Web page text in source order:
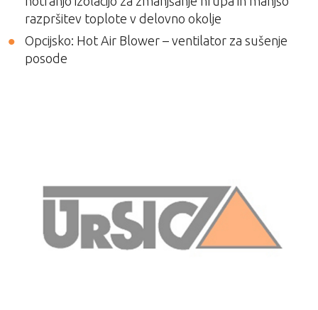
razpršitev toplote v delovno okolje
Opcijsko: Hot Air Blower – ventilator za sušenje
posode